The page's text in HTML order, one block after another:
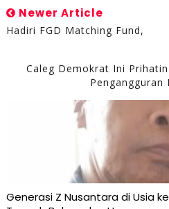
Newer Article
Hadiri FGD Matching Fund,
Caleg Demokrat Ini
Pengangguran
Generasi Z Nusantara di Usia